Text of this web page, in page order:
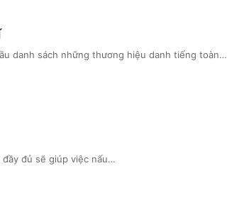
danh sách những thương hiệu danh tiếng toàn…
đủ sẽ giúp việc nấu…